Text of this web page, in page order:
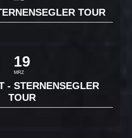
TOUR
19
MRZ
- STERNENSEGLER
TOUR